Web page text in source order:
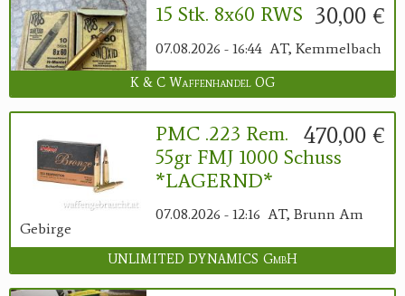
30,00 €
15 Stk. 8x60 RWS
07.08.2026 - 16:44 AT, Kemmelbach
K & C Waffenhandel OG
470,00 €
PMC .223 Rem.
55gr FMJ 1000 Schuss
*LAGERND*
07.08.2026 - 12:16 AT, Brunn Am
Gebirge
UNLIMITED DYNAMICS GmbH